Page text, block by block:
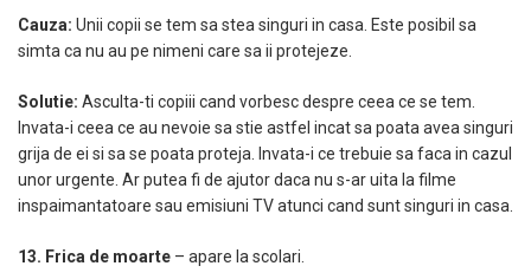
Cauza: Unii copii se tem sa stea singuri in casa. Este posibil sa
simta ca nu au pe nimeni care sa ii protejeze.
Solutie: Asculta-ti copiii cand vorbesc despre ceea ce se tem.
Invata-i ceea ce au nevoie sa stie astfel incat sa poata avea singuri
grija de ei si sa se poata proteja. Invata-i ce trebuie sa faca in cazul
unor urgente. Ar putea fi de ajutor daca nu s-ar uita la filme
inspaimantatoare sau emisiuni TV atunci cand sunt singuri in casa.
13. Frica de moarte – apare la scolari.